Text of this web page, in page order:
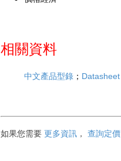
相關資料
中文產品型錄； Datasheet
如果您需要 更多資訊， 查詢定價